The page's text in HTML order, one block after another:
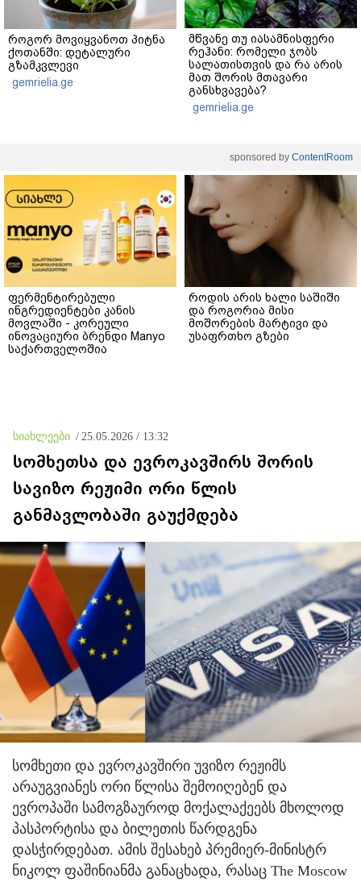
როგორ მოვიყვანოთ პიტნა
ქოთანში: დეტალური
გზამკვლევი
gemrielia.ge
მწვანე თუ იასამნისფერი
რეჰანი: რომელი ჯობს
სალათისთვის და რა არის
მათ შორის მთავარი
განსხვავება?
gemrielia.ge
sponsored by ContentRoom
ფერმენტირებული
ინგრედიენტები კანის
მოვლაში - კორეული
ინოვაციური ბრენდი Manyo
საქართველოშია
როდის არის ხალი საშიში
და როგორია მისი
მოშორების მარტივი და
უსაფრთხო გზები
სიახლეები / 25.05.2026 / 13:32
სომხეთსა და ევროკავშირს შორის
სავიზო რეჟიმი ორი წლის
განმავლობაში გაუქმდება
სომხეთი და ევროკავშირი უვიზო რეჟიმს
არაუგვიანეს ორი წლისა შემოიღებენ და
ევროპაში სამოგზაუროდ მოქალაქეებს მხოლოდ
პასპორტისა და ბილეთის წარდგენა
დასჭირდებათ. ამის შესახებ პრემიერ-მინისტრ
ნიკოლ ფაშინიანმა განაცხადა, რასაც The Moscow